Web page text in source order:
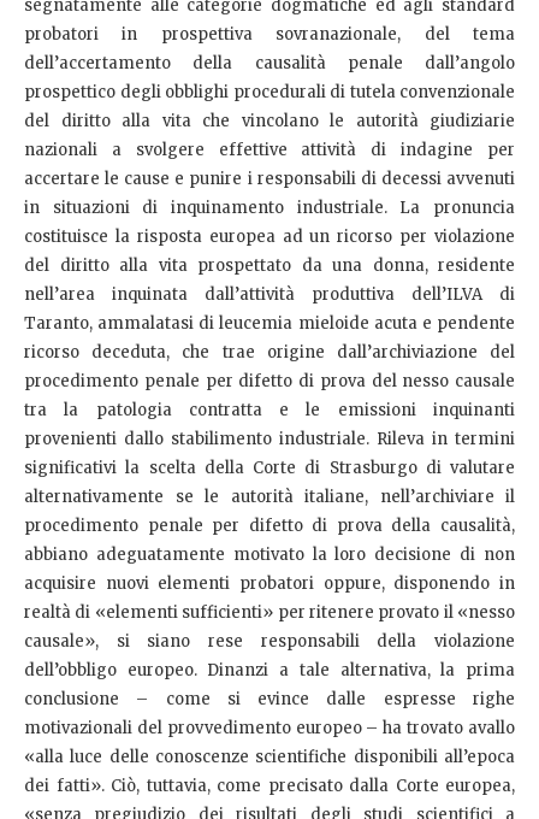
segnatamente alle categorie dogmatiche ed agli standard
probatori in prospettiva sovranazionale, del tema
dell’accertamento della causalità penale dall’angolo
prospettico degli obblighi procedurali di tutela convenzionale
del diritto alla vita che vincolano le autorità giudiziarie
nazionali a svolgere effettive attività di indagine per
accertare le cause e punire i responsabili di decessi avvenuti
in situazioni di inquinamento industriale. La pronuncia
costituisce la risposta europea ad un ricorso per violazione
del diritto alla vita prospettato da una donna, residente
nell’area inquinata dall’attività produttiva dell’ILVA di
Taranto, ammalatasi di leucemia mieloide acuta e pendente
ricorso deceduta, che trae origine dall’archiviazione del
procedimento penale per difetto di prova del nesso causale
tra la patologia contratta e le emissioni inquinanti
provenienti dallo stabilimento industriale. Rileva in termini
significativi la scelta della Corte di Strasburgo di valutare
alternativamente se le autorità italiane, nell’archiviare il
procedimento penale per difetto di prova della causalità,
abbiano adeguatamente motivato la loro decisione di non
acquisire nuovi elementi probatori oppure, disponendo in
realtà di «elementi sufficienti» per ritenere provato il «nesso
causale», si siano rese responsabili della violazione
dell’obbligo europeo. Dinanzi a tale alternativa, la prima
conclusione – come si evince dalle espresse righe
motivazionali del provvedimento europeo – ha trovato avallo
«alla luce delle conoscenze scientifiche disponibili all’epoca
dei fatti». Ciò, tuttavia, come precisato dalla Corte europea,
«senza pregiudizio dei risultati degli studi scientifici a